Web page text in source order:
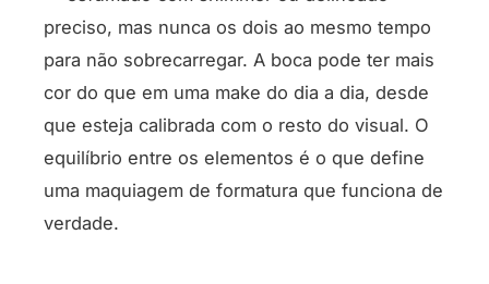
preciso, mas nunca os dois ao mesmo tempo
para não sobrecarregar. A boca pode ter mais
cor do que em uma make do dia a dia, desde
que esteja calibrada com o resto do visual. O
equilíbrio entre os elementos é o que define
uma maquiagem de formatura que funciona de
verdade.